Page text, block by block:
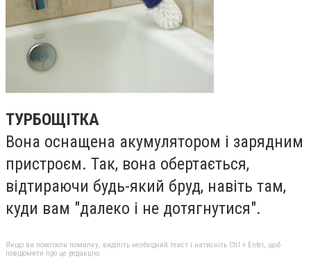
ТУРБОЩІТКА
Вона оснащена акумулятором і зарядним
пристроєм. Так, вона обертається,
відтираючи будь-який бруд, навіть там,
куди вам "далеко і не дотягнутися".
Якщо ви помітили помилку, виділіть необхідний текст і натисніть Ctrl + Enter, щоб
повідомити про це редакцію